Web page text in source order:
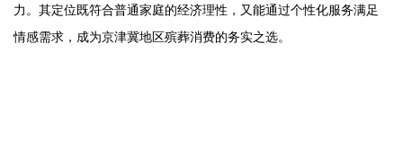
力。其定位既符合普通家庭的经济理性，又能通过个性化服务满足
情感需求，成为京津冀地区殡葬消费的务实之选。